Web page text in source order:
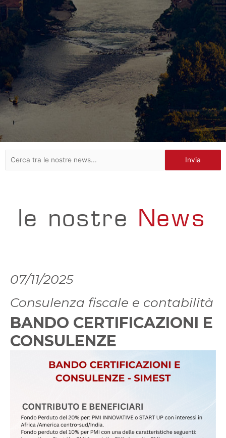
Invia
le nostre News
07/11/2025
Consulenza fiscale e contabilità
BANDO CERTIFICAZIONI E
CONSULENZE